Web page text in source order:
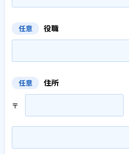
任意 役職
任意 住所
〒